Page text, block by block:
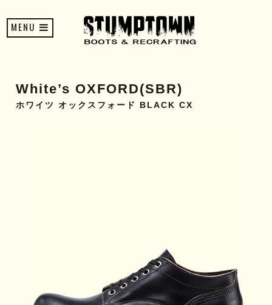
MENU
White’s OXFORD(SBR)
ホワイツ オックスフォード BLACK CX